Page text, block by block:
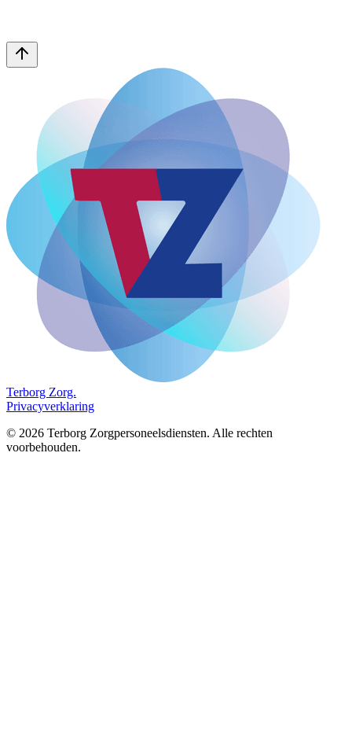
Terborg Zorg.
Privacyverklaring
© 2026 Terborg Zorgpersoneelsdiensten. Alle rechten
voorbehouden.